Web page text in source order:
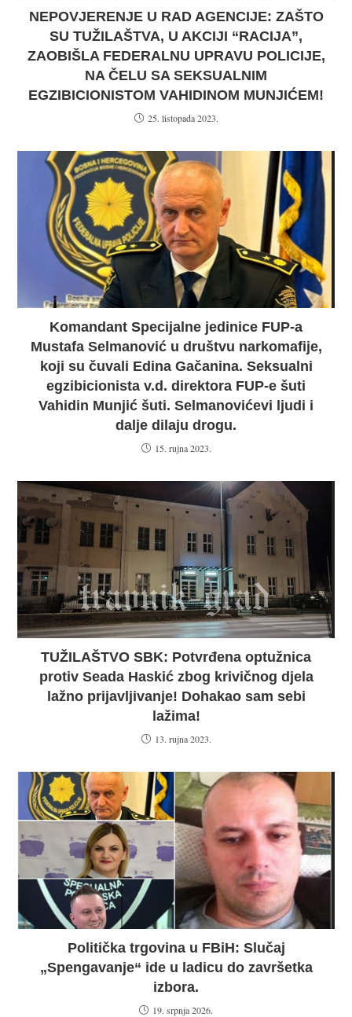
NEPOVJERENJE U RAD AGENCIJE: ZAŠTO
SU TUŽILAŠTVA, U AKCIJI “RACIJA”,
ZAOBIŠLA FEDERALNU UPRAVU POLICIJE,
NA ČELU SA SEKSUALNIM
EGZIBICIONISTOM VAHIDINOM MUNJIĆEM!
25. listopada 2023.
Komandant Specijalne jedinice FUP-a
Mustafa Selmanović u društvu narkomafije,
koji su čuvali Edina Gačanina. Seksualni
egzibicionista v.d. direktora FUP-e šuti
Vahidin Munjić šuti. Selmanovićevi ljudi i
dalje dilaju drogu.
15. rujna 2023.
TUŽILAŠTVO SBK: Potvrđena optužnica
protiv Seada Haskić zbog krivičnog djela
lažno prijavljivanje! Dohakao sam sebi
lažima!
13. rujna 2023.
Politička trgovina u FBiH: Slučaj
„Spengavanje“ ide u ladicu do završetka
izbora.
19. srpnja 2026.